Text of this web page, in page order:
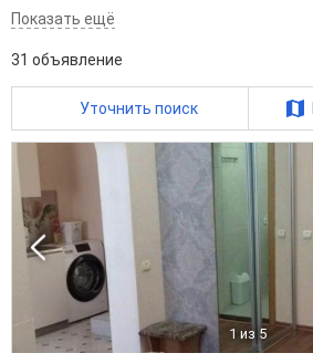
Показать ещё
31 объявление
Уточнить поиск
1 из 5